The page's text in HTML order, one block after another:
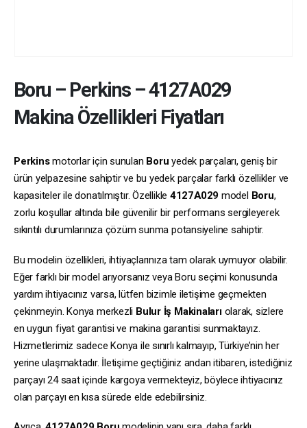
Boru – Perkins–4127A029
Makina Özellikleri Fiyatları
Perkinsmotorlar için sunulan Boru yedek parçaları, geniş bir
ürün yelpazesine sahiptir ve bu yedek parçalar farklı özellikler ve
kapasiteler ile donatılmıştır. Özellikle 4127A029 model Boru,
zorlu koşullar altında bile güvenilir bir performans sergileyerek
sıkıntılı durumlarınıza çözüm sunma potansiyeline sahiptir.
Bu modelin özellikleri, ihtiyaçlarınıza tam olarak uymuyor olabilir.
Eğer farklı bir model arıyorsanız veya Boru seçimi konusunda
yardım ihtiyacınız varsa, lütfen bizimle iletişime geçmekten
çekinmeyin. Konya merkezli Bulur İş Makinalarıolarak, sizlere
en uygun fiyat garantisi ve makina garantisi sunmaktayız.
Hizmetlerimiz sadece Konya ile sınırlı kalmayıp, Türkiye’nin her
yerine ulaşmaktadır. İletişime geçtiğiniz andan itibaren, istediğiniz
parçayı 24 saat içinde kargoya vermekteyiz, böylece ihtiyacınız
olan parçayı en kısa sürede elde edebilirsiniz.